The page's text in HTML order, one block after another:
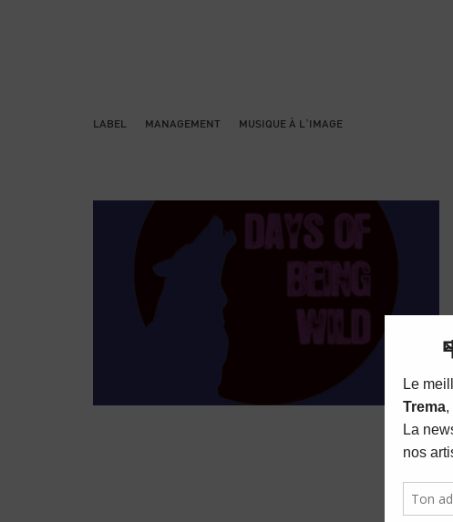
LABEL MANAGEMENT MUSIQUE À L’IMAGE